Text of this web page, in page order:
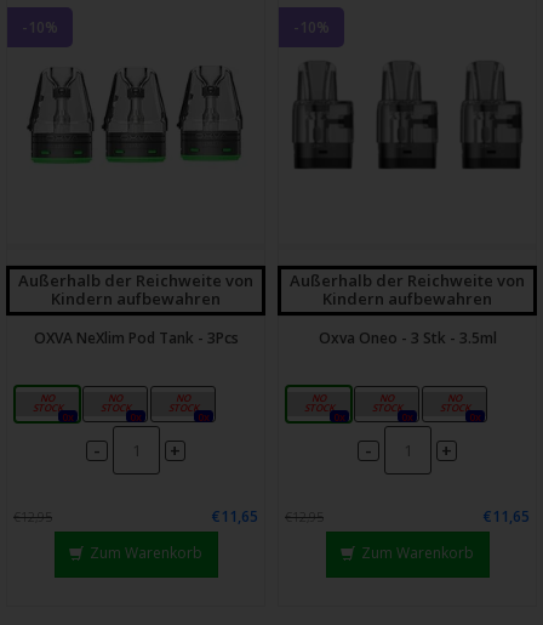
-10%
Außerhalb der Reichweite von
Kindern aufbewahren
OXVA NeXlim Pod Tank - 3Pcs
0.6Ω
0x
0.8Ω
0x
1.2Ω
0x
- +
€12,95
€11,65
Zum Warenkorb
-10%
Außerhalb der Reichweite von
Kindern aufbewahren
Oxva Oneo - 3 Stk - 3.5ml
0.4Ω
0x
0.6Ω
0x
0.8Ω
0x
- +
€12,95
€11,65
Zum Warenkorb